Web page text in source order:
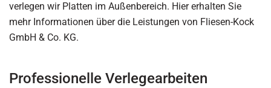
verlegen wir Platten im Außenbereich. Hier erhalten Sie
mehr Informationen über die Leistungen von Fliesen-Kock
GmbH & Co. KG.
Professionelle Verlegearbeiten